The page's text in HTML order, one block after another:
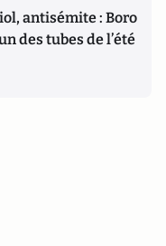
antisémite : Boro
des tubes de l’été